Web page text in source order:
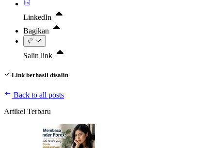
LinkedIn
Bagikan
Salin link
Link berhasil disalin
Back to all posts
Artikel Terbaru